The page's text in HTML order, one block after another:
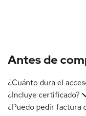
Antes de
¿Cuánto dura el
¿Incluye certificado?
¿Puedo pedir factura